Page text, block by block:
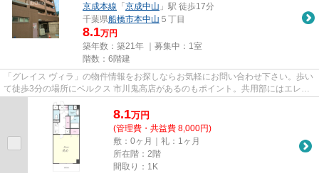
京成本線 「 京成中山 」駅 徒歩17分
千葉県船橋市本中山 ５丁目
8.1万円
築年数：築21年 ｜募集中： 1室
階数：6階建
「グレイス ヴィラ」の物件情報をお探しならお気軽にお問い合わせ下さい。歩い
て徒歩3分の場所にベルクス 市川鬼高店があるのもポイント。共用部にはエレベ
8.1万円
(管理費・共益費 8,000円)
敷：0ヶ月｜礼：1ヶ月
所在階：2階
間取り：1K